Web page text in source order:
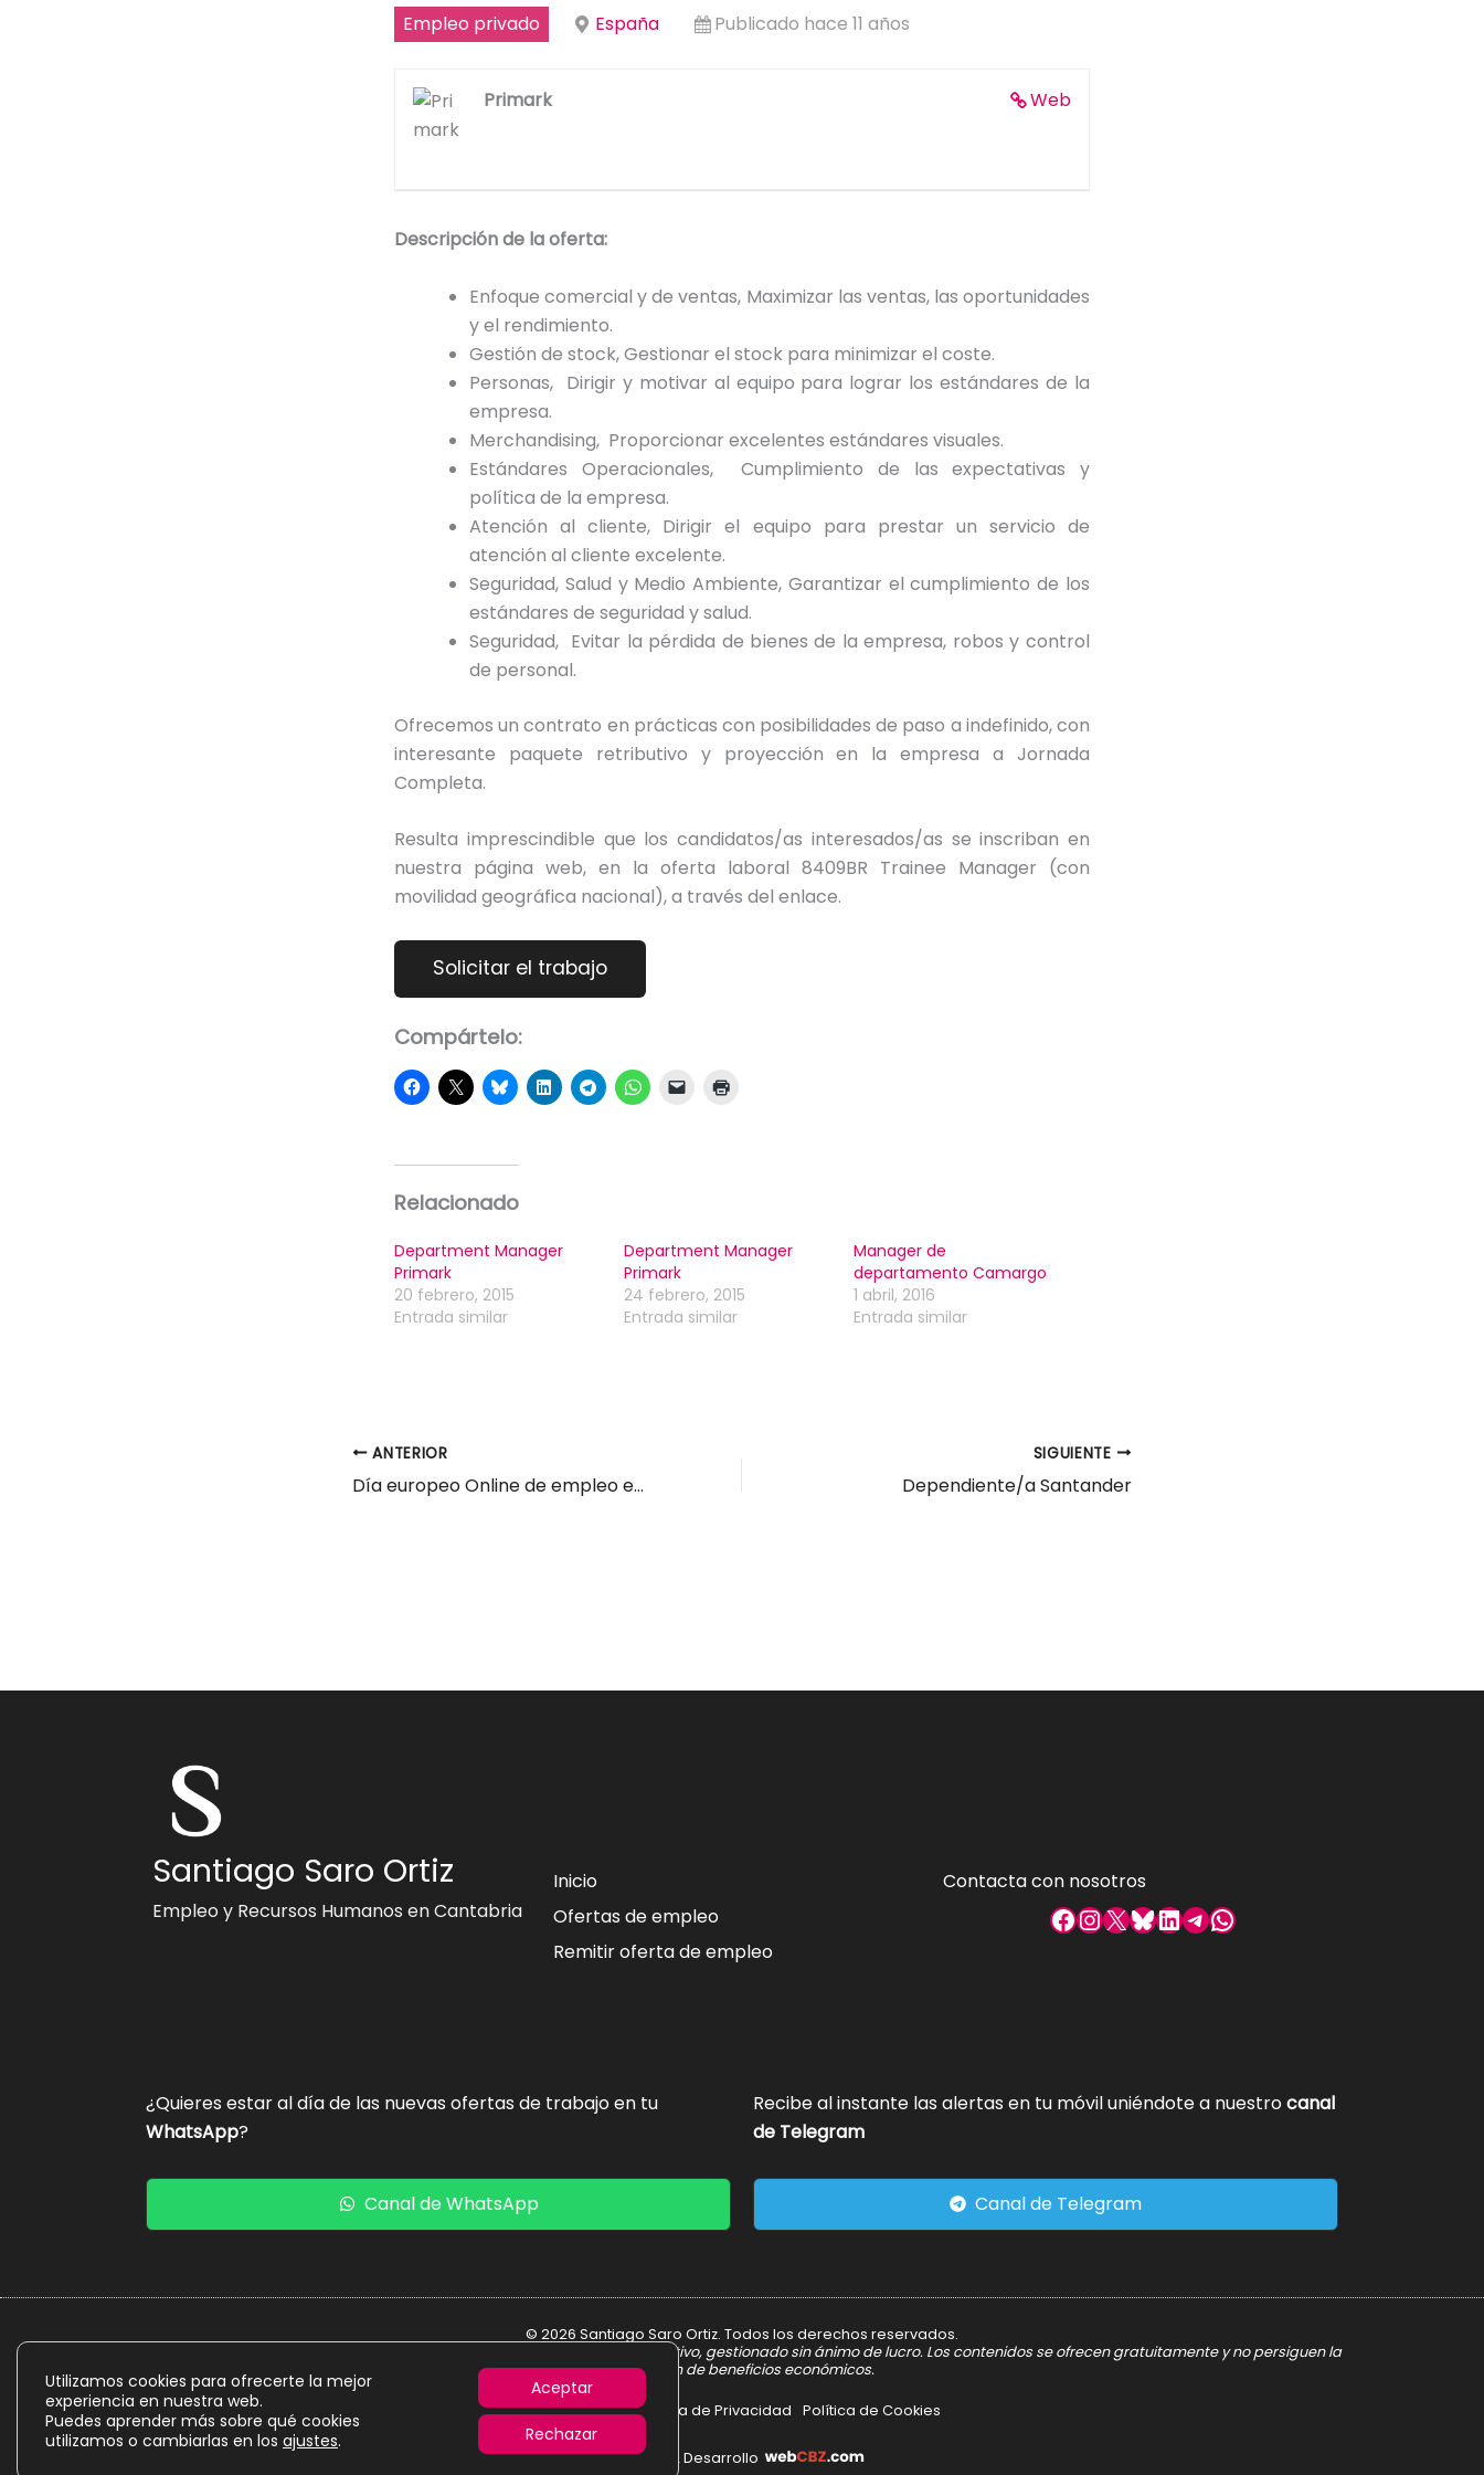
Empleo privado España Publicado hace 11 años
Web
Primark
Descripción de la oferta:
Enfoque comercial y de ventas, Maximizar las ventas, las oportunidades
y el rendimiento.
Gestión de stock, Gestionar el stock para minimizar el coste.
Personas, Dirigir y motivar al equipo para lograr los estándares de la
empresa.
Merchandising, Proporcionar excelentes estándares visuales.
Estándares Operacionales, Cumplimiento de las expectativas y
política de la empresa.
Atención al cliente, Dirigir el equipo para prestar un servicio de
atención al cliente excelente.
Seguridad, Salud y Medio Ambiente, Garantizar el cumplimiento de los
estándares de seguridad y salud.
Seguridad, Evitar la pérdida de bienes de la empresa, robos y control
de personal.
Ofrecemos un contrato en prácticas con posibilidades de paso a indefinido, con
interesante paquete retributivo y proyección en la empresa a Jornada
Completa.
Resulta imprescindible que los candidatos/as interesados/as se inscriban en
nuestra página web, en la oferta laboral 8409BR Trainee Manager (con
movilidad geográfica nacional), a través del enlace.
Compártelo:
Relacionado
Department Manager
Primark
20 febrero, 2015
Entrada similar
Department Manager
Primark
24 febrero, 2015
Entrada similar
Manager de
departamento Camargo
1 abril, 2016
Entrada similar
ANTERIOR
Día europeo Online de empleo en el sector sanitario
SIGUIENTE
Dependiente/a Santander
Santiago Saro Ortiz
Empleo y Recursos Humanos en Cantabria
Inicio
Ofertas de empleo
Remitir oferta de empleo
Contacta con nosotros
Facebook
Instagram
X Bluesky
LinkedIn
Telegram
WhatsApp
¿Quieres estar al día de las nuevas ofertas de trabajo en tu
WhatsApp?
Canal de WhatsApp
Recibe al instante las alertas en tu móvil uniéndote a nuestrocanal
de Telegram
Canal de Telegram
© 2026 Santiago Saro Ortiz. Todos los derechos reservados.
La presente web es un proyecto personal de carácter informativo y divulgativo, gestionado sin ánimo de lucro. Los contenidos se ofrecen gratuitamente y no persiguen la
obtención de beneficios económicos.
Aviso Legal Política de Privacidad Política de Cookies
Diseño & Desarrollo
Utilizamos cookies para ofrecerte la mejor
experiencia en nuestra web.
Puedes aprender más sobre qué cookies
utilizamos o cambiarlas en los ajustes.
Aceptar
Rechazar